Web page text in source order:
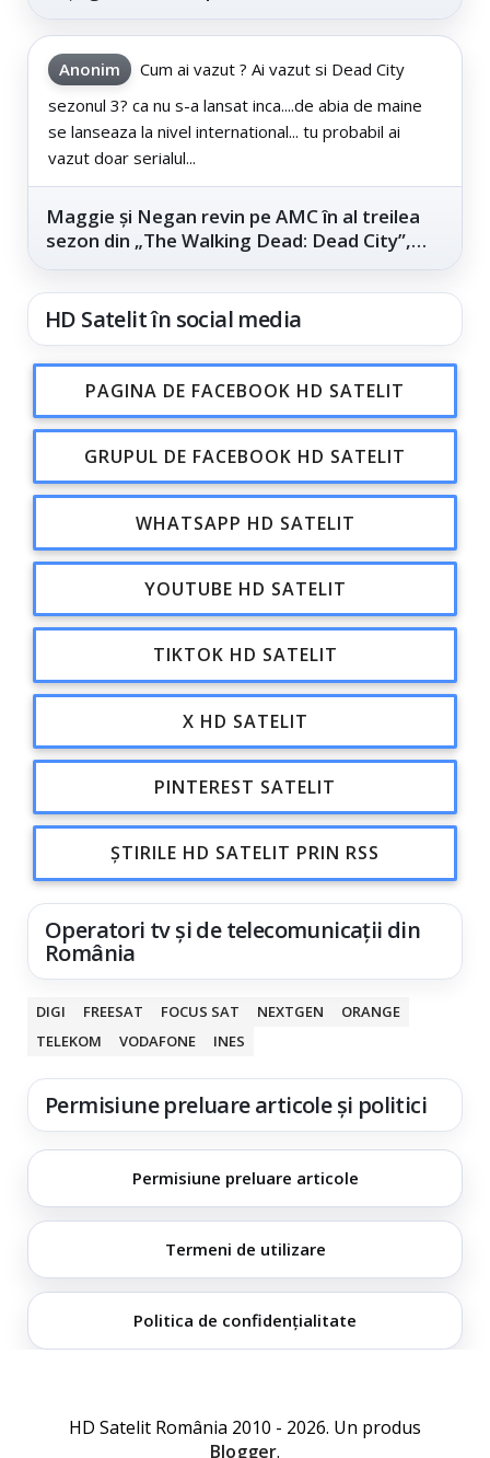
Anonim
Cum ai vazut ? Ai vazut si Dead City
sezonul 3? ca nu s-a lansat inca....de abia de maine
se lanseaza la nivel international... tu probabil ai
vazut doar serialul...
Maggie și Negan revin pe AMC în al treilea
sezon din „The Walking Dead: Dead City”,
HD Satelit în social media
PAGINA DE FACEBOOK HD SATELIT
GRUPUL DE FACEBOOK HD SATELIT
WHATSAPP HD SATELIT
YOUTUBE HD SATELIT
TIKTOK HD SATELIT
X HD SATELIT
PINTEREST SATELIT
ȘTIRILE HD SATELIT PRIN RSS
Operatori tv și de telecomunicații din
România
DIGI FREESAT FOCUS SAT NEXTGEN
ORANGE
TELEKOM
VODAFONE INES
Permisiune preluare articole și politici
Permisiune preluare articole
Termeni de utilizare
Politica de confidențialitate
HD Satelit România 2010 - 2026. Un produs
Blogger.